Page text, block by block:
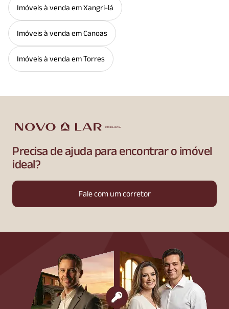
Imóveis à venda em Xangri-lá
Imóveis à venda em Canoas
Imóveis à venda em Torres
Precisa de ajuda para encontrar o imóvel
ideal?
Fale com um corretor